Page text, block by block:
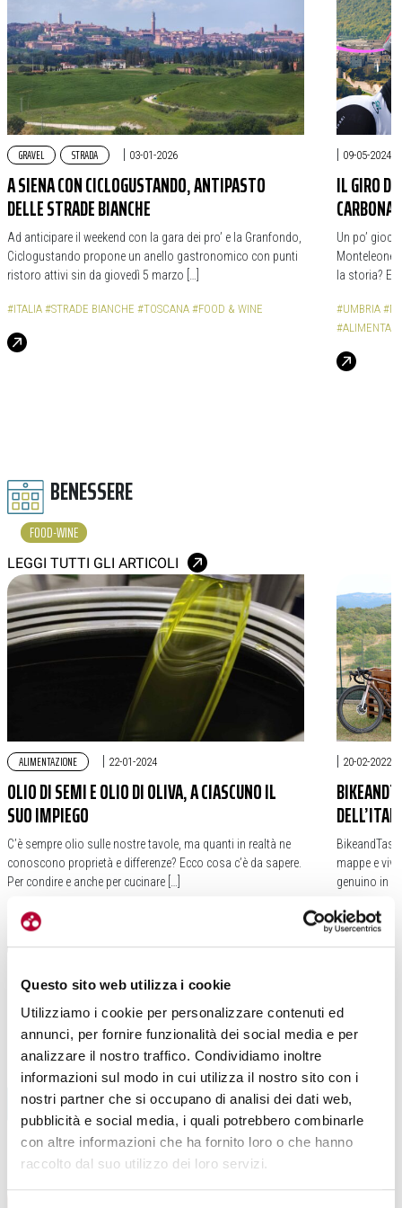
Questo sito web utilizza i cookie
Utilizziamo i cookie per personalizzare contenuti ed
annunci, per fornire funzionalità dei social media e per
analizzare il nostro traffico. Condividiamo inoltre
informazioni sul modo in cui utilizza il nostro sito con i
nostri partner che si occupano di analisi dei dati web,
pubblicità e social media, i quali potrebbero combinarle
con altre informazioni che ha fornito loro o che hanno
raccolto dal suo utilizzo dei loro servizi.
GRAVEL STRADA | 03-01-2026
A SIENA CON CICLOGUSTANDO, ANTIPASTO
DELLE STRADE BIANCHE
Ad anticipare il weekend con la gara dei pro’ e la Granfondo,
Ciclogustando propone un anello gastronomico con punti
ristoro attivi sin da giovedì 5 marzo […]
#ITALIA #STRADE BIANCHE #TOSCANA #FOOD & WINE
| 09-05-2024
IL GIRO
Un po’
Monteleone
la storia? E
#UMBRIA
BENESSERE
FOOD-WINE
LEGGI TUTTI GLI ARTICOLI
ALIMENTAZIONE | 22-01-2024
OLIO DI SEMI E OLIO DI OLIVA, A CIASCUNO IL
SUO IMPIEGO
C’è sempre olio sulle nostre tavole, ma quanti in realtà ne
conoscono proprietà e differenze? Ecco cosa c’è da sapere.
Per condire e anche per cucinare […]
#FOOD & WINE
| 20-02-2022
mappe e
genuino in
#TASTE
BIKE HOTEL
FOOD-WINE
LEGGI TUTTI GLI ARTICOLI